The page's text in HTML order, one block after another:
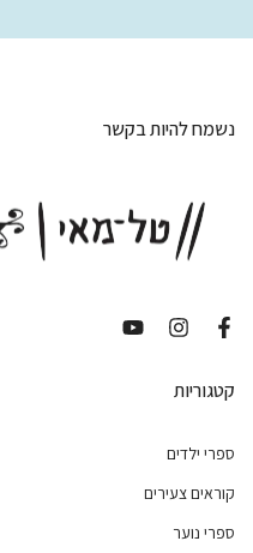
נשמח להיות בקשר
קטגוריות
ספרי ילדים
קוראים צעירים
ספרי נוער